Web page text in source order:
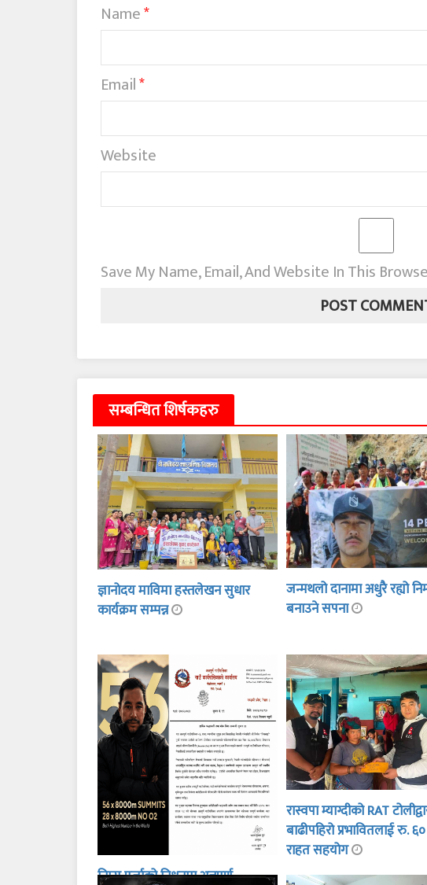
Name*
Email*
Website
Save My Name, Email, And Website In This
सम्बन्धित शिर्षकहरु
ज्ञानोदय माविमा हस्तलेखन सुधार
कार्यक्रम सम्पन्न
जन्मथलो दानामा अधुरै रह्यो
बनाउने सपना
निम्स पुर्जाको निधनमा अन्नपूर्ण
रास्वपा म्याग्दीको RAT
बाढीपहिरो प्रभावितलाई रु.
राहत सहयोग